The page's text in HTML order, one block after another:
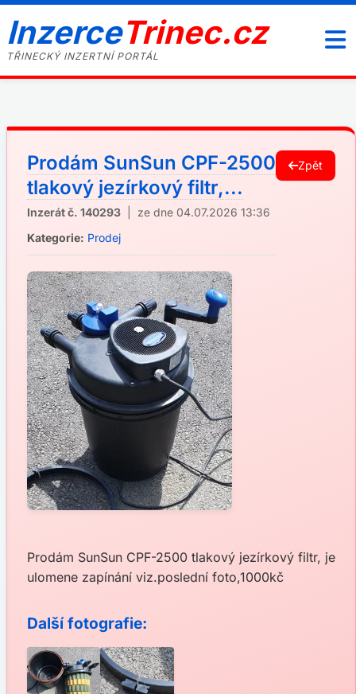
InzerceTrinec.cz
TŘINECKÝ INZERTNÍ PORTÁL
Prodám SunSun CPF-2500
tlakový jezírkový filtr,...
Inzerát č. 140293 | ze dne 04.07.2026 13:36
Kategorie: Prodej
Zpět
Prodám SunSun CPF-2500 tlakový jezírkový filtr, je
ulomene zapínání viz.poslední foto,1000kč
Další fotografie: